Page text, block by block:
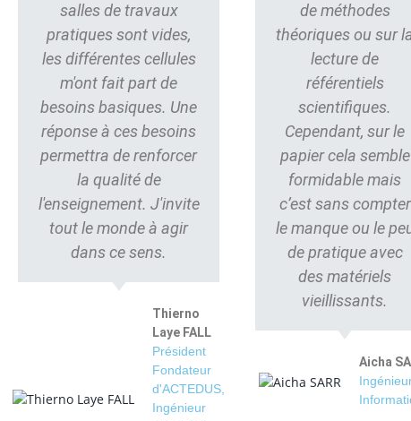
salles de travaux
pratiques sont vides,
les différentes cellules
m'ont fait part de
besoins basiques. Une
réponse à ces besoins
permettra de renforcer
la qualité de
l'enseignement. J'invite
tout le monde à agir
dans ce sens.
Thierno
Laye FALL
Président
Fondateur
d'ACTEDUS,
Ingénieur
de méthodes
théoriques ou sur
lecture de
référentiels
scientifiques.
Cependant, sur le
papier cela semble
formidable mais
c’est sans compter
le manque ou le
de pratique avec
des matériels
vieillissants.
Aicha